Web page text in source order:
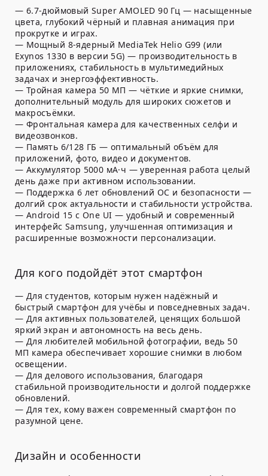
— 6.7-дюймовый Super AMOLED 90 Гц — насыщенные
цвета, глубокий чёрный и плавная анимация при
прокрутке и играх.
— Мощный 8-ядерный MediaTek Helio G99 (или
Exynos 1330 в версии 5G) — производительность в
приложениях, стабильность в мультимедийных
задачах и энергоэффективность.
— Тройная камера 50 МП — чёткие и яркие снимки,
дополнительный модуль для широких сюжетов и
макросъёмки.
— Фронтальная камера для качественных селфи и
видеозвонков.
— Память 6/128 ГБ — оптимальный объём для
приложений, фото, видео и документов.
— Аккумулятор 5000 мА·ч — уверенная работа целый
день даже при активном использовании.
— Поддержка 6 лет обновлений ОС и безопасности —
долгий срок актуальности и стабильности устройства.
— Android 15 с One UI — удобный и современный
интерфейс Samsung, улучшенная оптимизация и
расширенные возможности персонализации.
Для кого подойдёт этот смартфон
— Для студентов, которым нужен надёжный и
быстрый смартфон для учёбы и повседневных задач.
— Для активных пользователей, ценящих большой
яркий экран и автономность на весь день.
— Для любителей мобильной фотографии, ведь 50
МП камера обеспечивает хорошие снимки в любом
освещении.
— Для делового использования, благодаря
стабильной производительности и долгой поддержке
обновлений.
— Для тех, кому важен современный смартфон по
разумной цене.
Дизайн и особенности